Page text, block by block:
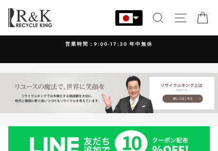
ン
す
検索 サイト
営業時間：9:00-17:30 年中無休